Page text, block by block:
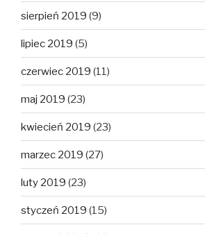
sierpień 2019 (9)
lipiec 2019 (5)
czerwiec 2019 (11)
maj 2019 (23)
kwiecień 2019 (23)
marzec 2019 (27)
luty 2019 (23)
styczeń 2019 (15)